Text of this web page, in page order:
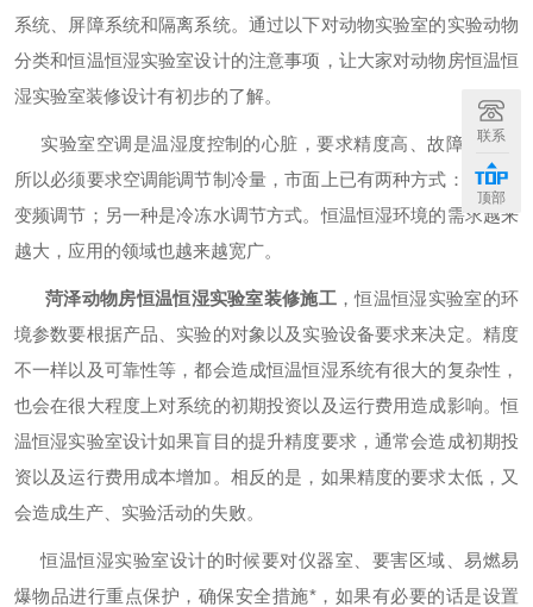
系统、屏障系统和隔离系统。通过以下对动物实验室的实验动物
分类和恒温恒湿实验室设计的注意事项，让大家对动物房恒温恒
湿实验室装修设计有初步的了解。
实验室空调是温湿度控制的心脏，要求精度高、故障率低。
所以必须要求空调能调节制冷量，市面上已有两种方式：一种是
变频调节；另一种是冷冻水调节方式。恒温恒湿环境的需求越来
越大，应用的领域也越来越宽广。
菏泽动物房恒温恒湿实验室装修施工 ，恒温恒湿实验室的环
境参数要根据产品、实验的对象以及实验设备要求来决定。精度
不一样以及可靠性等，都会造成恒温恒湿系统有很大的复杂性，
也会在很大程度上对系统的初期投资以及运行费用造成影响。恒
温恒湿实验室设计如果盲目的提升精度要求，通常会造成初期投
资以及运行费用成本增加。相反的是，如果精度的要求太低，又
会造成生产、实验活动的失败。
恒温恒湿实验室设计的时候要对仪器室、要害区域、易燃易
爆物品进行重点保护，确保安全措施*，如果有必要的话是设置
联系
顶部